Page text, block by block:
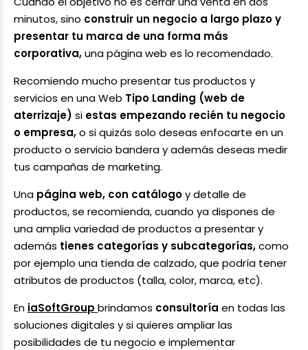
minutos, sino construir un negocio a largo plazo y
presentar tu marca de una forma más
corporativa,una página web es lo recomendado.
Recomiendo mucho presentar tus productos y
servicios en una Web Tipo Landing (web de
aterrizaje) si estas empezando recién tu negocio
o empresa,o si quizás solo deseas enfocarte en un
producto o servicio bandera y además deseas medir
tus campañas de marketing.
Una página web, con catálogoy detalle de
productos, se recomienda, cuando ya dispones de
una amplia variedad de productos a presentar y
además tienes categorías y subcategorías,como
por ejemplo una tienda de calzado, que podría tener
atributos de productos (talla, color, marca, etc).
En iaSoftGroup brindamos consultoría en todas las
soluciones digitales y si quieres ampliar las
posibilidades de tu negocio e implementar